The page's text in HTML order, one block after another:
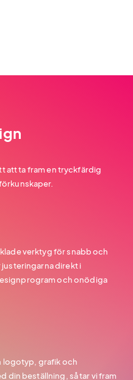
att ta fram en tryckfärdig
verktyg för snabb och
direkt i
och onödiga
logotyp, grafik och
din beställning, så tar vi fram